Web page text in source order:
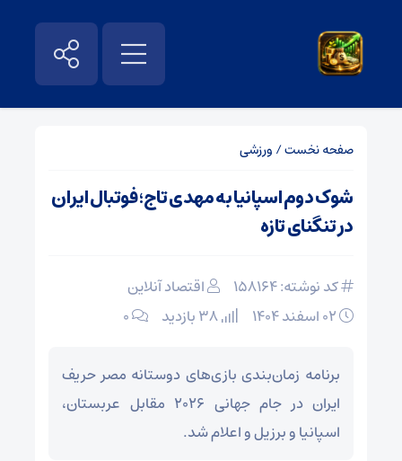
صفحه نخست/ ورزشی
شوک دوم اسپانیا به مهدی تاج؛ فوتبال ایران
در تنگنای تازه
کد نوشته: 158164
اقتصاد آنلاین
۰
برنامه زمان‌بندی بازی‌های دوستانه مصر حریف
ایران در جام جهانی ۲۰۲۶ مقابل عربستان،
اسپانیا و برزیل و اعلام شد.